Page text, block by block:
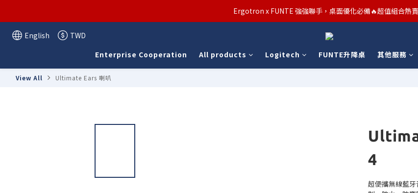
汰舊/升級補助優惠熱烈進行中！符合資格者歡迎申請購物金
汰舊/升級補助優惠熱烈進行中！符合資格者歡迎申請購物金
English
TWD
Enterprise Cooperation
All products Logitech FUNTE升降桌 其他服務
View All Ultimate Ears 喇叭
4
超便攜無線藍